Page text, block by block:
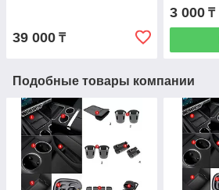
39 000 ₸
3 000₸
Подобные товары компании